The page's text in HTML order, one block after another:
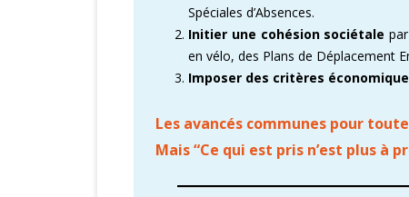
Spéciales d’Absences.
Initier une cohésion sociétale
en vélo, des Plans de Déplacement
Imposer des critères
Les avancés communes pour
Mais “Ce qui est pris n’est plus à